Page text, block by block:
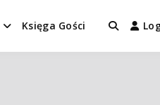
Księga Gości